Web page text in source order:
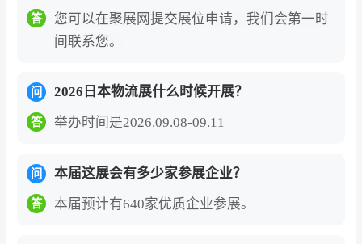
答
您可以在聚展网提交展位申请，我们会第一时
间联系您。
问 2026日本物流展什么时候开展？
答 举办时间是2026.09.08-09.11
问 本届这展会有多少家参展企业？
答 本届预计有640家优质企业参展。